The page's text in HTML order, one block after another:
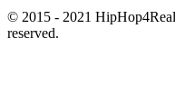
© 2015 - 2021
reserved.